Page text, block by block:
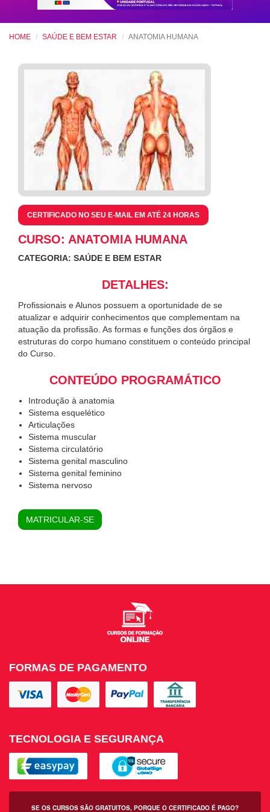
HOME SAÚDE E BEM ESTAR ANATOMIA HUMANA
CERTIFICADO NO SEU E-MAIL EM ATÉ 24 HORAS
CURSO: ANATOMIA HUMANA
CATEGORIA: SAÚDE E BEM ESTAR
DETALHES:
Profissionais e Alunos possuem a oportunidade de se
atualizar e adquirir conhecimentos que complementam na
atuação da profissão. As formas e funções dos órgãos e
estruturas do corpo humano constituem o conteúdo principal
do Curso.
CONTEÚDO PROGRAMÁTICO
Introdução à anatomia
Sistema esquelético
Articulações
Sistema muscular
Sistema circulatório
Sistema genital masculino
Sistema genital feminino
Sistema nervoso
MATRICULAR-SE
FORMAS DE PAGAMENTO
TECNOLOGIA E SEGURANÇA
SE OS CURSOS SÃO GRATUITOS, PORQUE O CERTIFICADO É PAGO?